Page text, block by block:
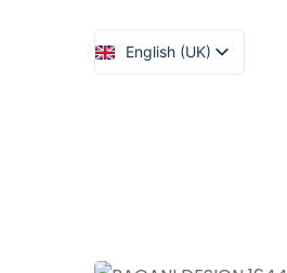
English (UK)
Español